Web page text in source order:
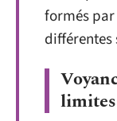
formés
différentes